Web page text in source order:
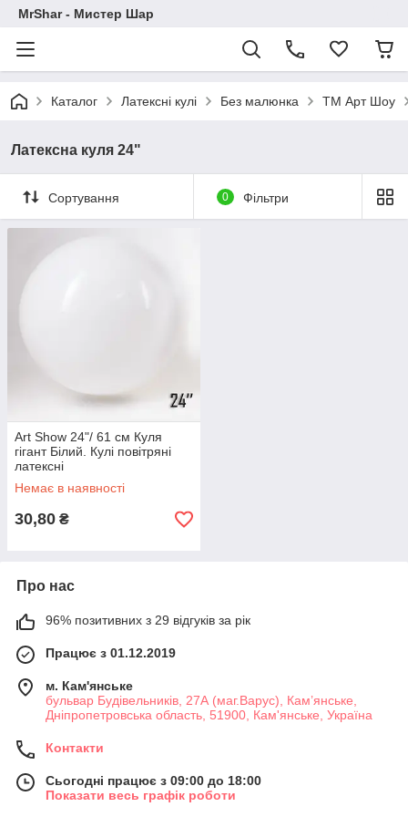
MrShar - Мистер Шар
Каталог Латексні кулі Без малюнка ТМ Арт Шоу
Латексна куля 24"
Сортування 0 Фільтри
Art Show 24"/ 61 см Куля
гігант Білий. Кулі повітряні
латексні
Немає в наявності
30,80 ₴
Про нас
96% позитивних з 29 відгуків за рік
Працює з 01.12.2019
м. Кам'янське
бульвар Будівельників, 27А (маг.Варус), Кам’янське,
Дніпропетровська область, 51900, Кам'янське, Україна
Контакти
Сьогодні працює з 09:00 до 18:00
Показати весь графік роботи